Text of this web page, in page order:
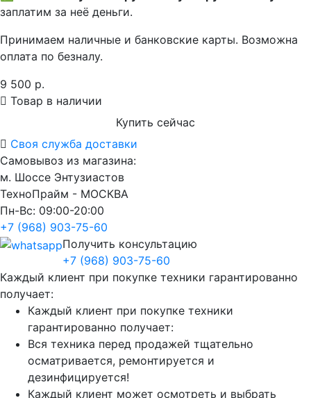
заплатим за неё деньги.
Принимаем наличные и банковские карты. Возможна
оплата по безналу.
9 500 р.
Товар в наличии
Купить сейчас
Своя служба доставки
Самовывоз из магазина:
м. Шоссе Энтузиастов
ТехноПрайм - МОСКВА
Пн-Вс: 09:00-20:00
+7 (968) 903-75-60
Получить консультацию
+7 (968) 903-75-60
Каждый клиент при покупке техники гарантированно
получает:
Каждый клиент при покупке техники
гарантированно получает:
Вся техника перед продажей тщательно
осматривается, ремонтируется и
дезинфицируется!
Каждый клиент может осмотреть и выбрать